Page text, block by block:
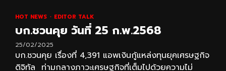
HOT NEWS EDITOR TALK
บก.ชวนคุย วันที่ 25 ก.พ.2568
25/02/2025
บก.ชวนคุย เรื่องที่ 4,391 แอพเงินกู้แหล่งทุนยุคเศรษฐกิจ
ดิจิทัล ท่ามกลางภาวะเศรษฐกิจที่เต็มไปด้วยความไม่